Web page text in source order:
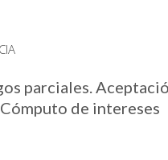
parciales.
de intereses